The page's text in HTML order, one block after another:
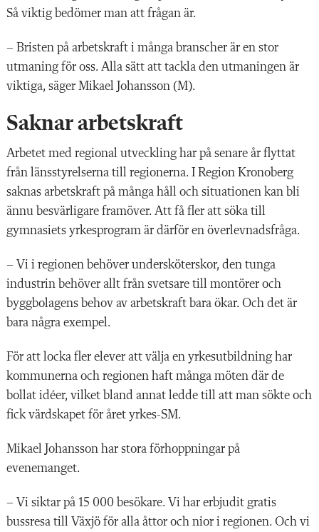
Så viktig bedömer man att frågan är.
– Bristen på arbetskraft i många branscher är en stor
utmaning för oss. Alla sätt att tackla den utmaningen är
viktiga, säger Mikael Johansson (M).
Saknar arbetskraft
Arbetet med regional utveckling har på senare år flyttat
från länsstyrelserna till regionerna. I Region Kronoberg
saknas arbetskraft på många håll och situationen kan bli
ännu besvärligare framöver. Att få fler att söka till
gymnasiets yrkesprogram är därför en överlevnadsfråga.
– Vi i regionen behöver undersköterskor, den tunga
industrin behöver allt från svetsare till montörer och
byggbolagens behov av arbetskraft bara ökar. Och det är
bara några exempel.
För att locka fler elever att välja en yrkesutbildning har
kommunerna och regionen haft många möten där de
bollat idéer, vilket bland annat ledde till att man sökte och
fick värdskapet för året yrkes-SM.
Mikael Johansson har stora förhoppningar på
evenemanget.
– Vi siktar på 15 000 besökare. Vi har erbjudit gratis
bussresa till Växjö för alla åttor och nior i regionen. Och vi